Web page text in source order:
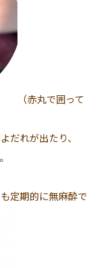
（赤丸で囲って
だれが出たり、
定期的に無麻酔で